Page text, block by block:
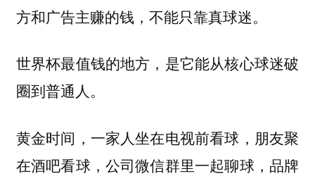
方和广告主赚的钱，不能只靠真球迷。
世界杯最值钱的地方，是它能从核心球迷破
圈到普通人。
黄金时间，一家人坐在电视前看球，朋友聚
在酒吧看球，公司微信群里一起聊球，品牌